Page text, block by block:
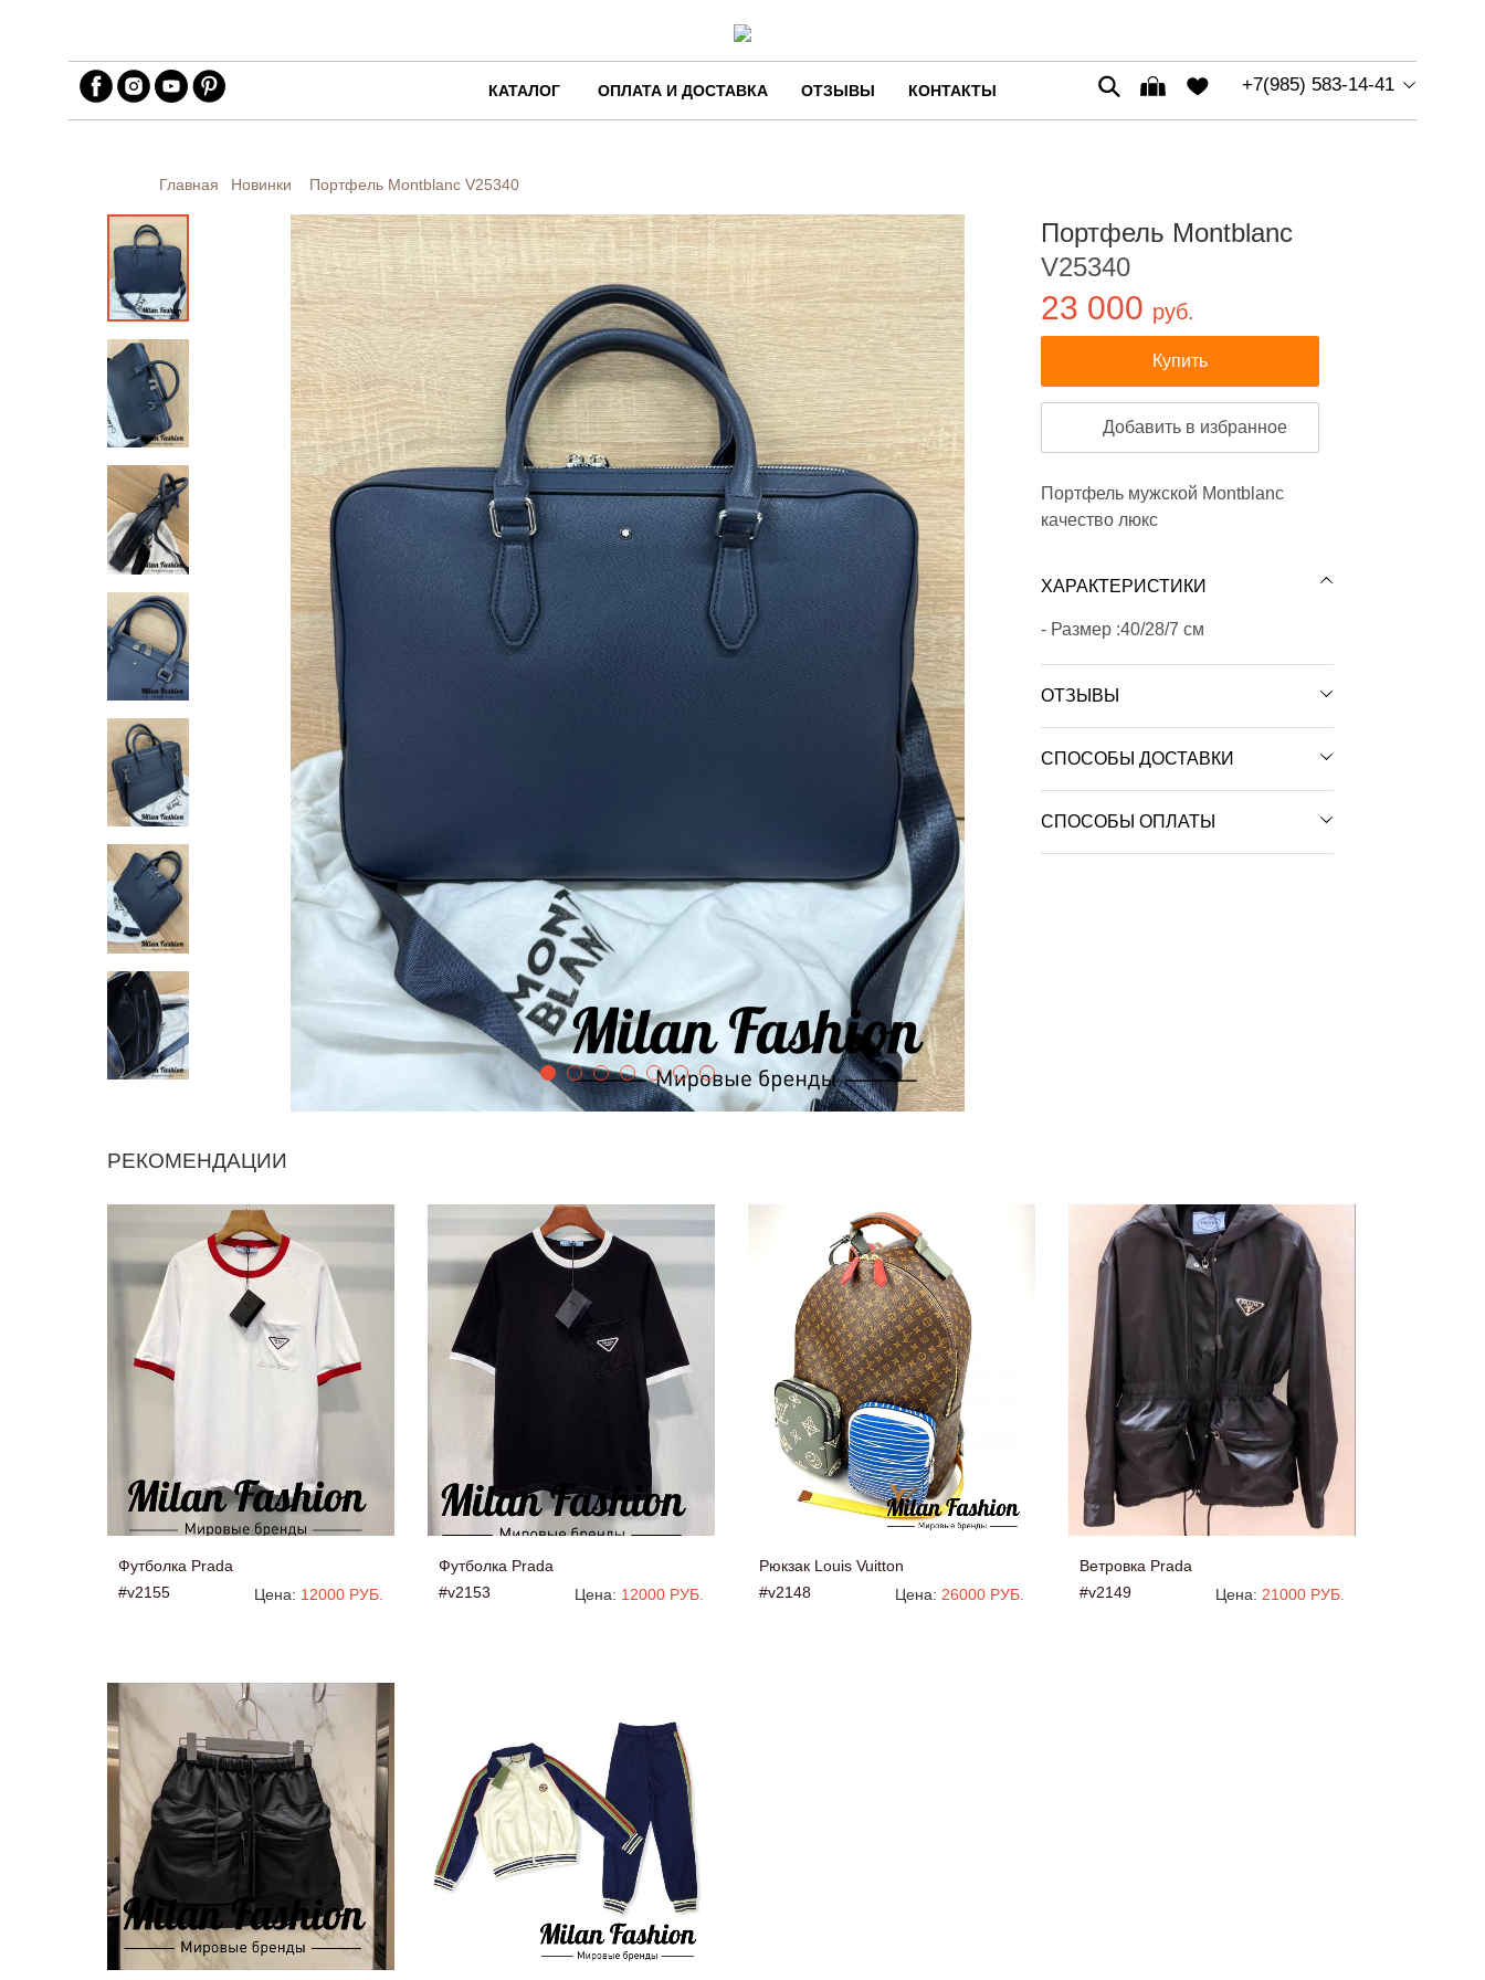
КАТАЛОГ ОПЛАТА И ДОСТАВКА ОТЗЫВЫ КОНТАКТЫ +7(985) 583-14-41
Главная Новинки Портфель Montblanc V25340
Портфель Montblanc
V25340
23 000 руб.
Купить
Добавить в избранное
Портфель мужской Montblanc
качество люкс
ХАРАКТЕРИСТИКИ
- Размер :40/28/7 см
ОТЗЫВЫ
СПОСОБЫ ДОСТАВКИ
СПОСОБЫ ОПЛАТЫ
РЕКОМЕНДАЦИИ
Футболка Prada
#v2155
Цена: 12000 РУБ.
Футболка Prada
#v2153
Цена: 12000 РУБ.
Рюкзак Louis Vuitton
#v2148
Цена: 26000 РУБ.
Ветровка Prada
#v2149
Цена: 21000 РУБ.